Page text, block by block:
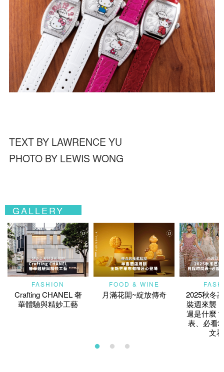
TEXT BY LAWRENCE YU
PHOTO BY LEWIS WONG
GALLERY
FASHION
Crafting CHANEL 奢
華體驗與精妙工藝
FOOD & WINE
月滿花開~綻放傳奇
2025秋冬
裝週來襲
週是什麼
表、必看
文